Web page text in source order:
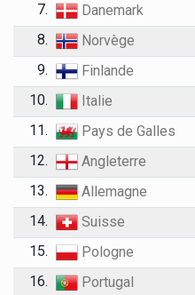
7.
Danemark
8.
Norvège
9.
Finlande
10.
Italie
11.
Pays de Galles
12.
Angleterre
13.
Allemagne
14.
Suisse
15.
Pologne
16.
Portugal